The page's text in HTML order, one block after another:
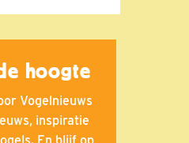
hoogte
Vogelnieuws
inspiratie
En blijf op